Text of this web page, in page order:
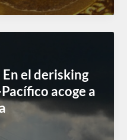
el derisking
acoge a